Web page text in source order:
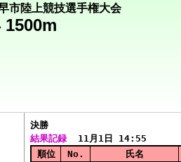
市陸上競技選手権大会
1500m
決勝
結果記録
  11月1日 14:55
順位
No. 氏名